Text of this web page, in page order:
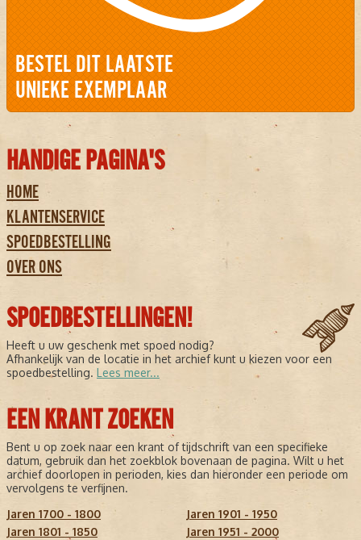
BESTEL DIT LAATSTE
UNIEKE EXEMPLAAR
HANDIGE PAGINA'S
HOME
KLANTENSERVICE
SPOEDBESTELLING
OVER ONS
SPOEDBESTELLINGEN!
Heeft u uw geschenk met spoed nodig?
Afhankelijk van de locatie in het archief kunt u kiezen voor een
spoedbestelling. Lees meer...
EEN KRANT ZOEKEN
Bent u op zoek naar een krant of tijdschrift van een specifieke
datum, gebruik dan het zoekblok bovenaan de pagina. Wilt u het
archief doorlopen in perioden, kies dan hieronder een periode om
vervolgens te verfijnen.
Jaren 1700 - 1800
Jaren 1801 - 1850
Jaren 1901 - 1950
Jaren 1951 - 2000